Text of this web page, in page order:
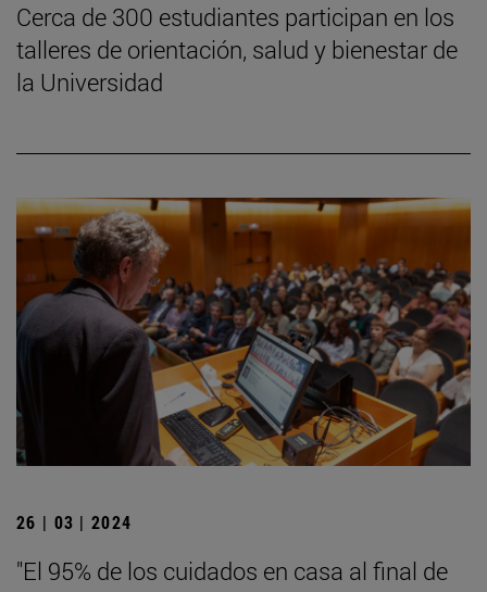
Cerca de 300 estudiantes participan en los
talleres de orientación, salud y bienestar de
la Universidad
26 | 03 | 2024
"El 95% de los cuidados en casa al final de